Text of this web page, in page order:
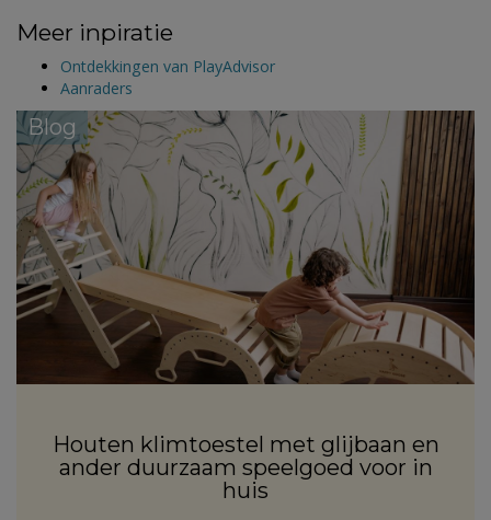
Meer inpiratie
Ontdekkingen van PlayAdvisor
Aanraders
Blog
Houten klimtoestel met glijbaan en
ander duurzaam speelgoed voor in
huis